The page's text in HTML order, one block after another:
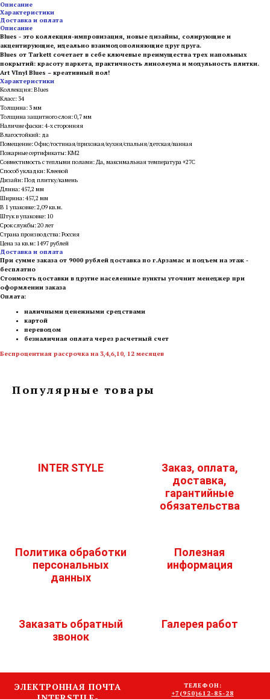
Описание
Характеристики
Доставка и оплата
Описание
Blues - это коллекция-импровизация, новые дизайны, солирующие и
акцентирующие, идеально взаимодополняющие друг друга.
Blues от Tarkett сочетает в себе ключевые преимущества трех напольных
покрытий: красоту паркета, практичность линолеума и модульность плитки.
Art VInyl Blues – креативный пол!
Характеристики
Коллекция: Blues
Класс: 34
Толщина: 3 мм
Толщина защитного слоя: 0,7 мм
Наличие фаски: 4-х сторонняя
Влагостойкий: да
Помещение: Офис/гостиная/прихожая/кухня/спальня/детская/ванная
Пожарные сертификаты: КМ2
Совместимость с теплыми полами: Да, максимальная температура +27С
Способ укладки: Клеевой
Дизайн: Под плитку/камень
Длина: 457,2 мм
Ширина: 457,2 мм
В 1 упаковке: 2,09 кв.м.
Штук в упаковке: 10
Срок службы: 20 лет
Страна производства: Россия
Цена за кв.м: 1497 рублей
Доставка и оплата
При сумме заказа от 9000 рублей доставка по г.Арзамас и подъем на этаж -
бесплатно
Стоимость доставки в другие населенные пункты уточнит менеджер при
оформлении заказа
Оплата:
наличными денежными средствами
картой
переводом
безналичная оплата через расчетный счет
Беспроцентная рассрочка на 3,4,6,10, 12 месяцев
Популярные товары
INTER STYLE
Заказ, оплата,
доставка,
гарантийные
обязательства
Политика обработки
персональных
данных
Полезная
информация
Заказать обратный
звонок
Галерея работ
ЭЛЕКТРОННАЯ ПОЧТА
ТЕЛЕФОН:
+7(950)612-85-28